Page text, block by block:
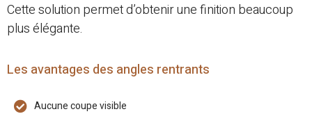
Cette solution permet d’obtenir une finition beaucoup
plus élégante.
Les avantages des angles rentrants
Aucune coupe visible